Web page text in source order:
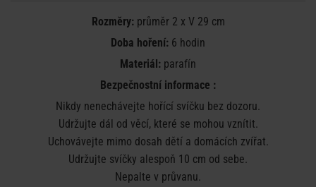
Rozměry: průměr 2 x V 29 cm
Doba hoření: 6 hodin
Materiál: parafín
Bezpečnostní informace :
Nikdy nenechávejte hořící svíčku bez dozoru.
Udržujte dál od věcí, které se mohou vznítit.
Uchovávejte mimo dosah dětí a domácích zvířat.
Udržujte svíčky alespoň 10 cm od sebe.
Nepalte v průvanu.